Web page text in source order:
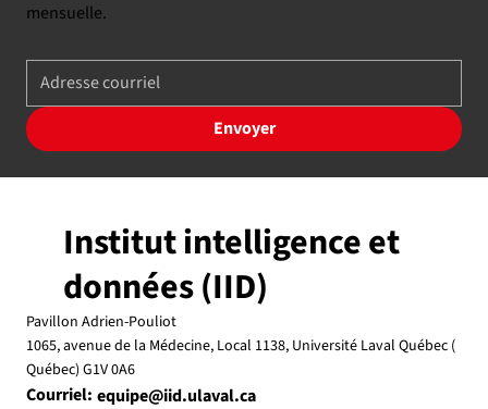
mensuelle.
Envoyer
Institut intelligence et
données (IID)
Pavillon Adrien-Pouliot
1065, avenue de la Médecine, Local 1138, Université Laval Québec (
Québec) G1V 0A6
Courriel: equipe@iid.ulaval.ca